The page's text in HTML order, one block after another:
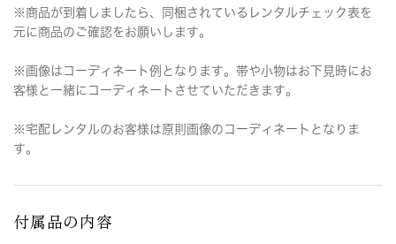
※商品が到着しましたら、同梱されているレンタルチェック表を
元に商品のご確認をお願いします。
※画像はコーディネート例となります。帯や小物はお下見時にお
客様と一緒にコーディネートさせていただきます。
※宅配レンタルのお客様は原則画像のコーディネートとなりま
す。
付属品の内容